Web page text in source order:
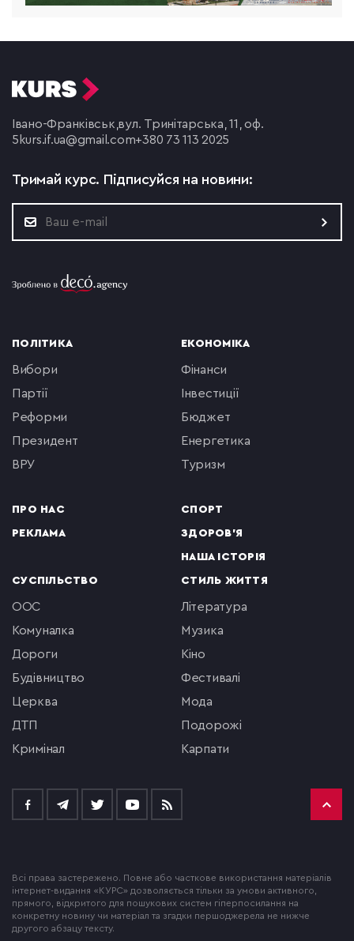
Івано-Франківськ,вул. Тринітарська, 11, оф.
5 kurs.if.ua@gmail.com+380 73 113 2025
Тримай курс. Підписуйся на новини:
ПОЛІТИКА
вибори
партії
реформи
президент
ВРУ
ПРО НАС
РЕКЛАМА
ЕКОНОМІКА
фінанси
інвестиції
бюджет
енергетика
туризм
СПОРТ
ЗДОРОВ'Я
НАША ІСТОРІЯ
СУСПІЛЬСТВО
ООС
комуналка
Дороги
будівництво
церква
ДТП
кримінал
СТИЛЬ ЖИТТЯ
література
музика
кіно
фестивалі
мода
подорожі
Карпати
Всі права застережено. Повне або часткове використання матеріалів
інтернет-видання «КУРС» дозволяється тільки за умови активного,
прямого, відкритого для пошукових систем гіперпосилання на
конкретну новину чи матеріал та згадки першоджерела не нижче
другого абзацу тексту.